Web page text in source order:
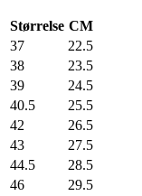
Størrelse CM
37
22.5
38
23.5
39
24.5
40.5
25.5
42
26.5
43
27.5
44.5
28.5
46
29.5